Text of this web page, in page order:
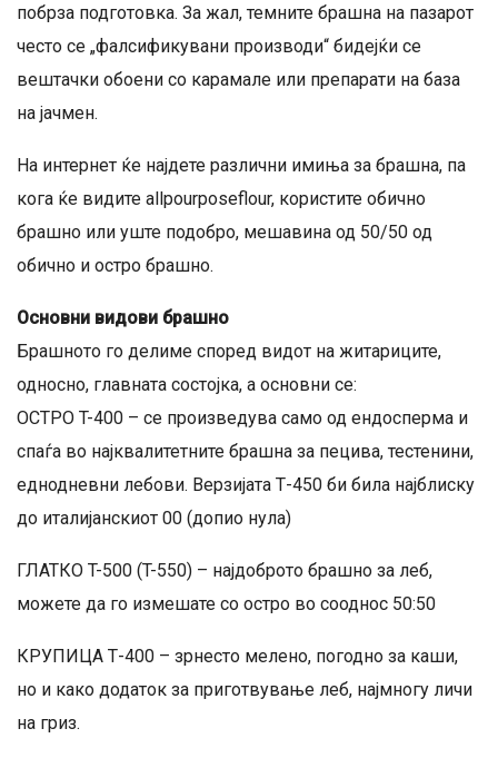
побрза подготовка. За жал, темните брашна на пазарот
често се „фалсификувани производи“ бидејќи се
вештачки обоени со карамале или препарати на база
на јачмен.
На интернет ќе најдете различни имиња за брашна, па
кога ќе видите allpourposeflour, користите обично
брашно или уште подобро, мешавина од 50/50 од
обично и остро брашно.
Основни видови брашно
Брашното го делиме според видот на житариците,
односно, главната состојка, а основни се:
OСТРО T-400 – се произведува само од ендосперма и
спаѓа во најквалитетните брашна за пецива, тестенини,
еднодневни лебови. Верзијата Т-450 би била најблиску
до италијанскиот 00 (допио нула)
ГЛАТКО T-500 (T-550) – најдоброто брашно за леб,
можете да го измешате со остро во сооднос 50:50
КРУПИЦА Т-400 – зрнесто мелено, погодно за каши,
но и како додаток за приготвување леб, најмногу личи
на гриз.